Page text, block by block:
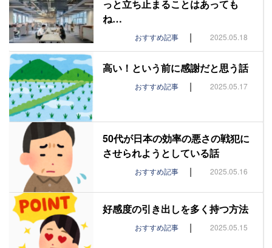
っと立ち止まることはあっても
ね…
おすすめ記事 | 2025.05.18
高い！という前に感謝だと思う話
おすすめ記事 | 2025.05.17
50代が日本の効率の悪さの戦犯に
させられようとしている話
おすすめ記事 | 2025.05.16
好感度の引き出しを多く持つ方法
おすすめ記事 | 2025.05.15